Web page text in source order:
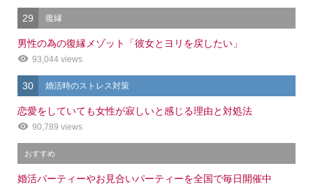
29 復縁
男性の為の復縁メゾット「彼女とヨリを戻したい」
93,044 views
30 婚活時のストレス対策
恋愛をしていても女性が寂しいと感じる理由と対処法
90,789 views
おすすめ
婚活パーティーやお見合いパーティーを全国で毎日開催中